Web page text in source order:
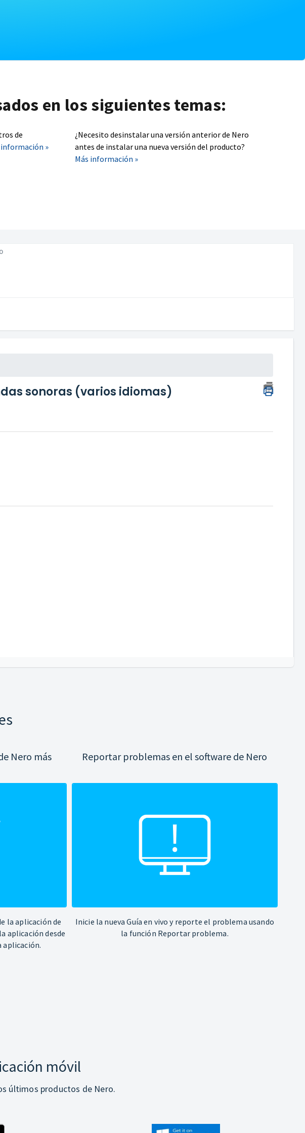
en los siguientes temas:
de
información »
¿Necesito desinstalar una versión anterior de Nero
antes de instalar una nueva versión del producto?
Más información »
sonoras (varios idiomas)
Nero más
la aplicación de
aplicación desde
aplicación.
Reportar problemas en el software de Nero
Inicie la nueva Guía en vivo y reporte el problema usando
la función Reportar problema.
móvil
últimos productos de Nero.